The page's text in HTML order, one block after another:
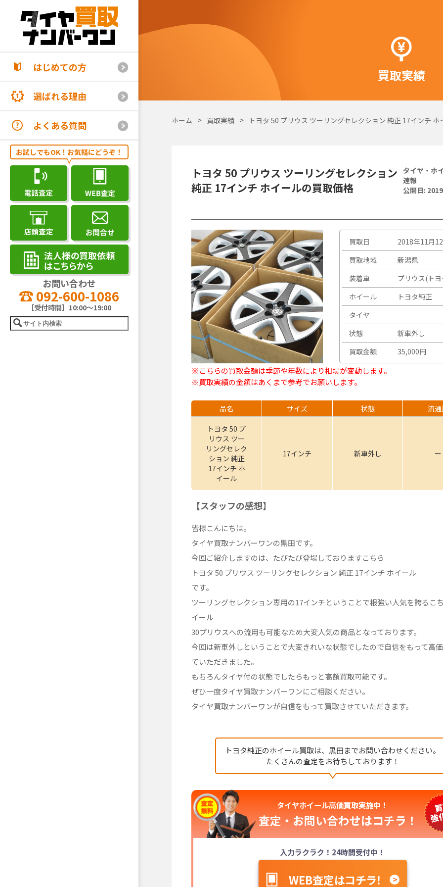
はじめての方
選ばれる理由
よくある質問
お試しでもOK！お気軽にどうぞ！
お問い合わせ
092-600-1086
［受付時間］10:00～19:00
買取実績
ホーム 買取実績 トヨタ 50 プリウス ツーリングセレクション 純正 17インチ ホ
トヨタ 50 プリウス ツーリングセレクション
純正 17インチ ホイールの買取価格
タイヤ・ホ
速報
公開日:
買取日
2018年11月
買取地域
新潟県
装着車
プリウス(ト
ホイール
トヨタ純正
タイヤ
状態
新車外し
買取金額
35,000円
※こちらの買取金額は季節や年数により相場が変動します。
※買取実績の金額はあくまで参考でお願いします。
品名 サイズ 状態 流
トヨタ 50 プ
リウス ツー
リングセレク
ション 純正
17インチ ホ
イール
17インチ 新車外し ー
【スタッフの感想】
皆様こんにちは。
タイヤ買取ナンバーワンの黒田です。
今回ご紹介しますのは、たびたび登場しておりますこちら
トヨタ 50 プリウス ツーリングセレクション 純正 17インチ ホイール
です。
ツーリングセレクション専用の17インチということで根強い人気を誇るこ
イール
30プリウスへの流用も可能なため大変人気の商品となっております。
今回は新車外しということで大変きれいな状態でしたので自信をもって高
ていただきました。
もちろんタイヤ付の状態でしたらもっと高額買取可能です。
ぜひ一度タイヤ買取ナンバーワンにご相談ください。
タイヤ買取ナンバーワンが自信をもって買取させていただきます。
トヨタ純正のホイール買取は、黒田までお問い合わせください。
たくさんの査定をお待ちしております！
タイヤホイール高価買取実施中！
査定・お問い合わせはコチラ！
入力ラクラク！24時間受付中！
WEB査定はコチラ！